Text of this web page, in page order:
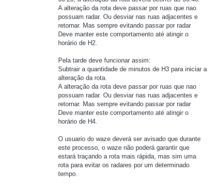
A alteração da rota deve passar por ruas que nao
possuam radar. Ou desviar nas ruas adjacentes e
retornar. Mas sempre evitando passar por radar
Deve manter este comportamento até atingir o
horário de H2.
Pela tarde deve funcionar assim:
Subtrair a quantidade de minutos de H3 para iniciar a
alteração da rota.
A alteração da rota deve passar por ruas que nao
possuam radar. Ou desviar nas ruas adjacentes e
retornar. Mas sempre evitando passar por radar
Deve manter este comportamento até atingir o
horário de H4.
O usuario do waze deverá ser avisado que durante
este processo, o waze não poderá garantir que
estará traçando a rota mais rápida, mas sim uma
rota para evitar os radares por um determinado
tempo.